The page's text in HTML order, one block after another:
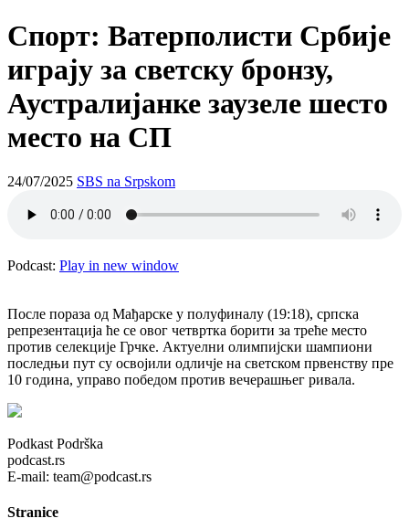
Спорт: Ватерполисти Србије
играју за светску бронзу,
Аустралијанке заузеле шесто
место на СП
24/07/2025 SBS na Srpskom
Podcast: Play in new window
После пораза од Мађарске у полуфиналу (19:18), српска
репрезентација ће се овог четвртка борити за треће место
против селекције Грчке. Актуелни олимпијски шампиони
последњи пут су освојили одличје на светском првенству пре
10 година, управо победом против вечерашњег ривала.
Podkast Podrška
podcast.rs
E-mail: team@podcast.rs
Stranice